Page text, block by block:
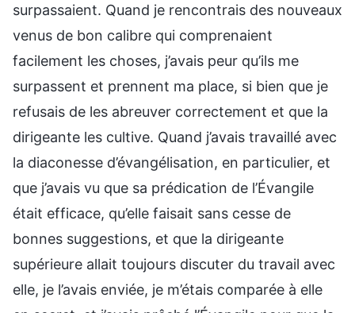
surpassaient. Quand je rencontrais des nouveaux
venus de bon calibre qui comprenaient
facilement les choses, j’avais peur qu’ils me
surpassent et prennent ma place, si bien que je
refusais de les abreuver correctement et que la
dirigeante les cultive. Quand j’avais travaillé avec
la diaconesse d’évangélisation, en particulier, et
que j’avais vu que sa prédication de l’Évangile
était efficace, qu’elle faisait sans cesse de
bonnes suggestions, et que la dirigeante
supérieure allait toujours discuter du travail avec
elle, je l’avais enviée, je m’étais comparée à elle